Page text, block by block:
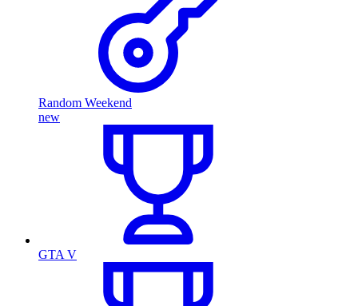
Random Weekend
new
GTA V